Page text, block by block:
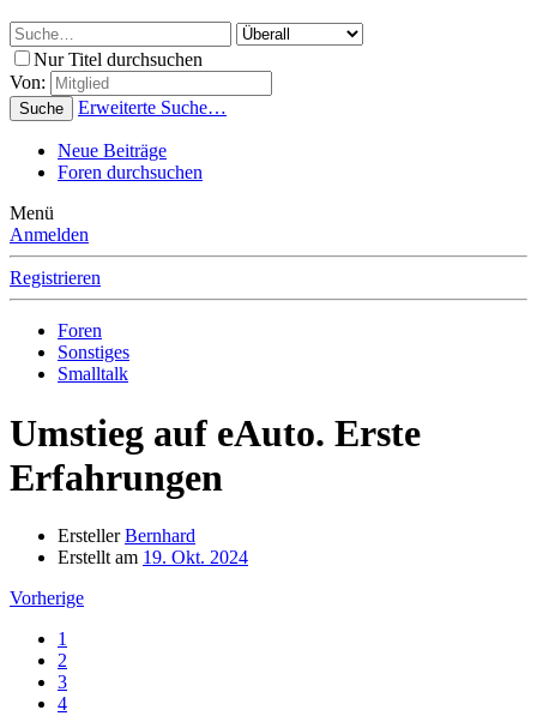
Nur Titel durchsuchen
Von:
Suche Erweiterte Suche…
Neue Beiträge
Foren durchsuchen
Menü
Anmelden
Registrieren
Foren
Sonstiges
Smalltalk
Umstieg auf eAuto. Erste
Erfahrungen
Ersteller Bernhard
Erstellt am 19. Okt. 2024
Vorherige
1
2
3
4